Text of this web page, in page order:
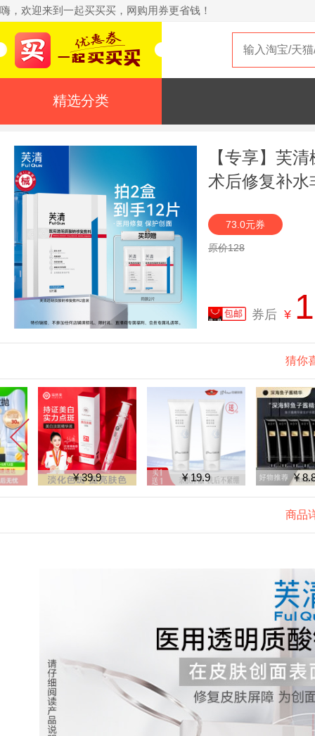
嗨，欢迎来到一起买买买，网购用券更省钱！
精选分类
【专享】芙
术后修复补
73.0元券
原价128
券后 ¥
猜你
¥ 39.9 ¥ 19.9 ¥ 8.8
商品